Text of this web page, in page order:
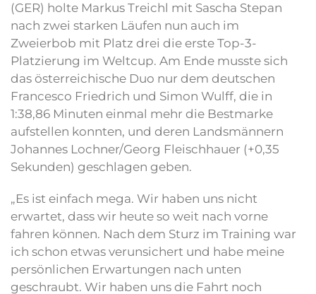
(GER) holte Markus Treichl mit Sascha Stepan
nach zwei starken Läufen nun auch im
Zweierbob mit Platz drei die erste Top-3-
Platzierung im Weltcup. Am Ende musste sich
das österreichische Duo nur dem deutschen
Francesco Friedrich und Simon Wulff, die in
1:38,86 Minuten einmal mehr die Bestmarke
aufstellen konnten, und deren Landsmännern
Johannes Lochner/Georg Fleischhauer (+0,35
Sekunden) geschlagen geben.
„Es ist einfach mega. Wir haben uns nicht
erwartet, dass wir heute so weit nach vorne
fahren können. Nach dem Sturz im Training war
ich schon etwas verunsichert und habe meine
persönlichen Erwartungen nach unten
geschraubt. Wir haben uns die Fahrt noch